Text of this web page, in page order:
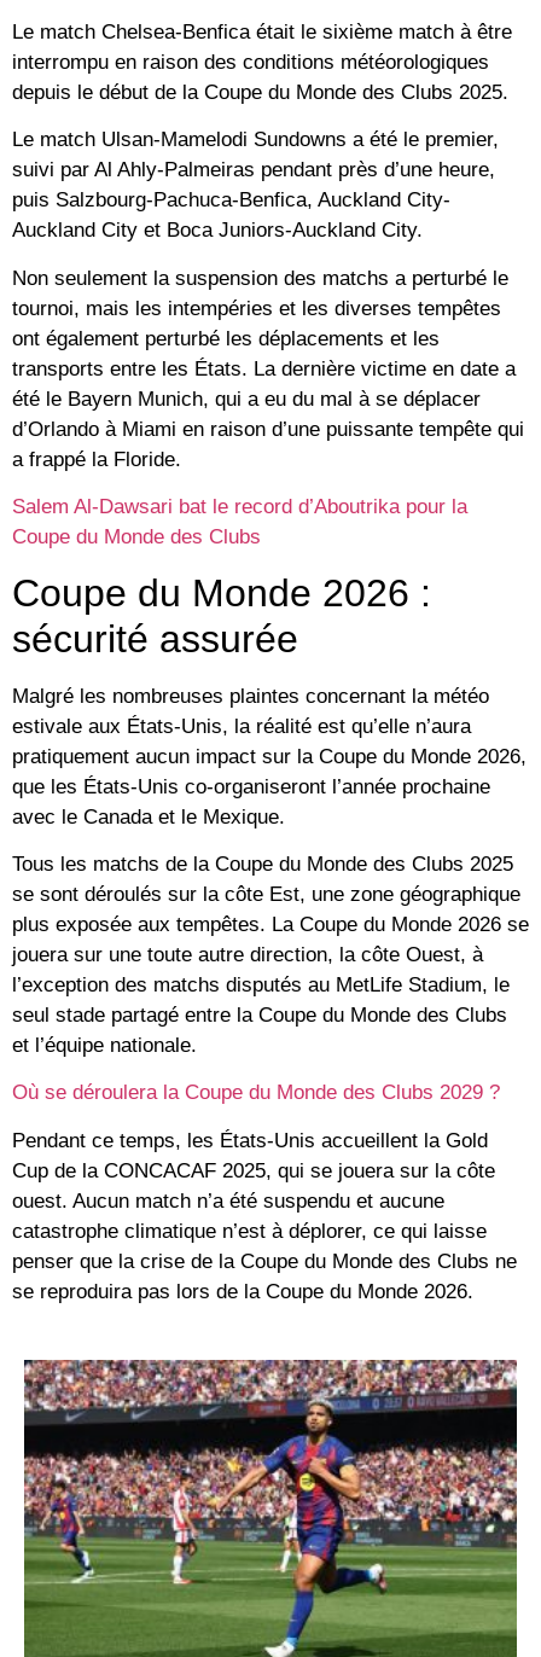
Le match Chelsea-Benfica était le sixième match à être
interrompu en raison des conditions météorologiques
depuis le début de la Coupe du Monde des Clubs 2025.
Le match Ulsan-Mamelodi Sundowns a été le premier,
suivi par Al Ahly-Palmeiras pendant près d’une heure,
puis Salzbourg-Pachuca-Benfica, Auckland City-
Auckland City et Boca Juniors-Auckland City.
Non seulement la suspension des matchs a perturbé le
tournoi, mais les intempéries et les diverses tempêtes
ont également perturbé les déplacements et les
transports entre les États. La dernière victime en date a
été le Bayern Munich, qui a eu du mal à se déplacer
d’Orlando à Miami en raison d’une puissante tempête qui
a frappé la Floride.
Salem Al-Dawsari bat le record d’Aboutrika pour la
Coupe du Monde des Clubs
Coupe du Monde 2026 :
sécurité assurée
Malgré les nombreuses plaintes concernant la météo
estivale aux États-Unis, la réalité est qu’elle n’aura
pratiquement aucun impact sur la Coupe du Monde 2026,
que les États-Unis co-organiseront l’année prochaine
avec le Canada et le Mexique.
Tous les matchs de la Coupe du Monde des Clubs 2025
se sont déroulés sur la côte Est, une zone géographique
plus exposée aux tempêtes. La Coupe du Monde 2026 se
jouera sur une toute autre direction, la côte Ouest, à
l’exception des matchs disputés au MetLife Stadium, le
seul stade partagé entre la Coupe du Monde des Clubs
et l’équipe nationale.
Où se déroulera la Coupe du Monde des Clubs 2029 ?
Pendant ce temps, les États-Unis accueillent la Gold
Cup de la CONCACAF 2025, qui se jouera sur la côte
ouest. Aucun match n’a été suspendu et aucune
catastrophe climatique n’est à déplorer, ce qui laisse
penser que la crise de la Coupe du Monde des Clubs ne
se reproduira pas lors de la Coupe du Monde 2026.